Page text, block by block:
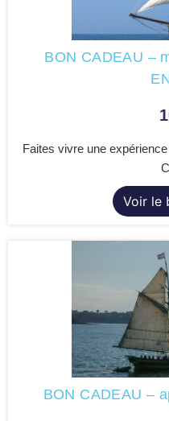
BON CADEAU –
Faites vivre une
Voir le
BON CADEAU –